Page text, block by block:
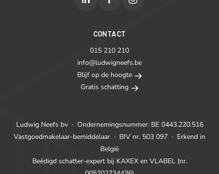
CONTACT
015 210 210
info@ludwigneefs.be
Blijf op de hoogte
Gratis schatting
Ludwig Neefs bv · Ondernemingsnummer: BE 0443.220.516
Vastgoedmakelaar-bemiddelaar · BIV nr. 503 097 · Erkend in
België
Beëdigd schatter-expert bij KAXEX en VLABEL (nr.